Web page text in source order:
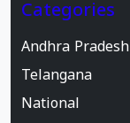
Categories
Andhra Pradesh
Telangana
National